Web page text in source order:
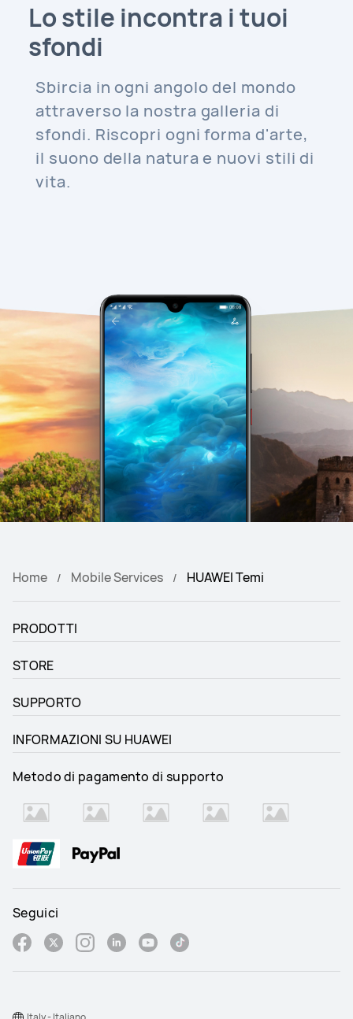
Lo stile incontra i tuoi
sfondi
Sbircia in ogni angolo del mondo
attraverso la nostra galleria di
sfondi. Riscopri ogni forma d'arte,
il suono della natura e nuovi stili di
vita.
Home Mobile Services HUAWEI Temi
PRODOTTI
STORE
SUPPORTO
INFORMAZIONI SU HUAWEI
Metodo di pagamento di supporto
Seguici